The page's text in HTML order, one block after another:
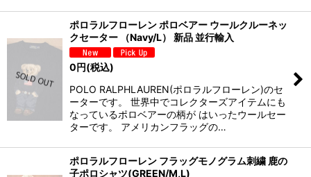
ポロラルフローレン ポロベアー ウールクルーネッ
クセーター （Navy/L） 新品 並行輸入
0 円(税込)
POLO RALPHLAUREN(ポロラルフローレン)のセ
ーターです。 世界中でコレクターズアイテムにも
なっているポロベアーの柄が はいったウールセー
ターです。 アメリカンフラッグの…
ポロラルフローレン フラッグモノグラム刺繍 鹿の
子ポロシャツ(GREEN/M,L)